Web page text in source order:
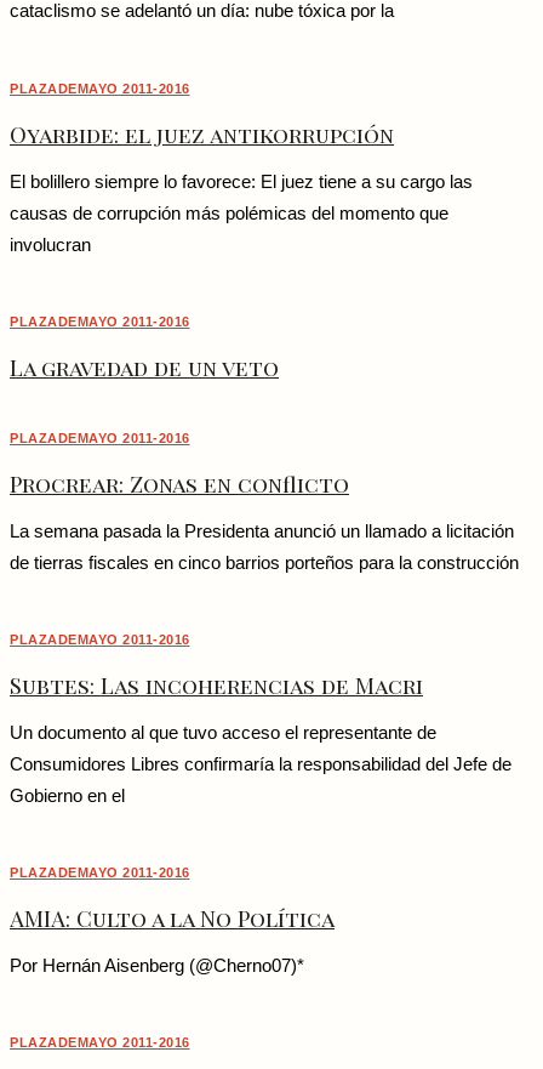
cataclismo se adelantó un día: nube tóxica por la
PLAZADEMAYO 2011-2016
Oyarbide: el juez antikorrupción
El bolillero siempre lo favorece: El juez tiene a su cargo las
causas de corrupción más polémicas del momento que
involucran
PLAZADEMAYO 2011-2016
La gravedad de un veto
PLAZADEMAYO 2011-2016
Procrear: Zonas en conflicto
La semana pasada la Presidenta anunció un llamado a licitación
de tierras fiscales en cinco barrios porteños para la construcción
PLAZADEMAYO 2011-2016
Subtes: Las incoherencias de Macri
Un documento al que tuvo acceso el representante de
Consumidores Libres confirmaría la responsabilidad del Jefe de
Gobierno en el
PLAZADEMAYO 2011-2016
AMIA: Culto a la No Política
Por Hernán Aisenberg (@Cherno07)*
PLAZADEMAYO 2011-2016